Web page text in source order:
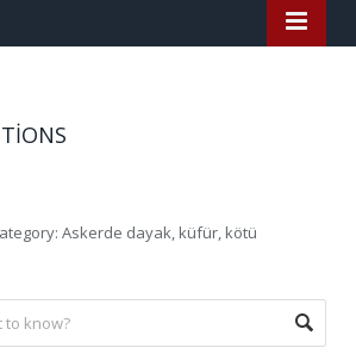
Askerde dayak, küfür, kötü